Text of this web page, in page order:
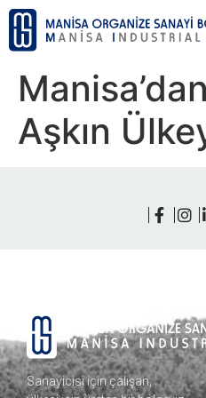
Aşkın
Sanayicisi için çalışan,